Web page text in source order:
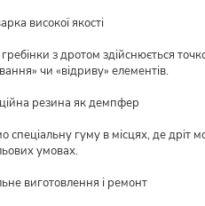
високої якості
з дротом здійснюється
чи «відриву» елементів.
резина як демпфер
спеціальну гуму в місцях, де дріт
умовах.
виготовлення і ремонт